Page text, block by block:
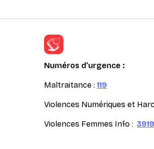
Numéros d’urgence :
Maltraitance : 119
Violences Numériques et
Violences Femmes Info : 3919